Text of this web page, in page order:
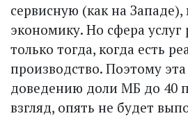
сервисную (как на
экономику. Но сфера услуг
только тогда, когда есть
производство. Поэтому
доведению доли МБ до 40
взгляд, опять не будет